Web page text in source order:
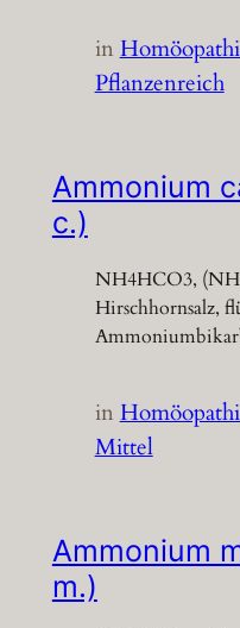
in
Pflanzenreich
Ammonium
c.)
NH4HCO3,
Hirschhornsalz,
in
Mittel
Ammonium
m.)